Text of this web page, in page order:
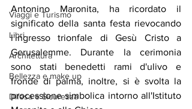
Viaggi e Turismo
Libri
Architettura
Bellezza e make up
Difesa e Sicurezza
Antonino Maronita, ha ricordato il
significato della santa festa rievocando
l'ingresso trionfale di Gesù Cristo a
Gerusalemme. Durante la cerimonia
sono stati benedetti rami d'ulivo e
fronde di palma, inoltre, si è svolta la
processione simbolica intorno all'Istituto